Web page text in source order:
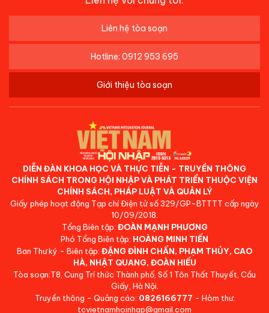
Liên hệ tòa soạn
Hotline: 0912 953 695
Giới thiệu tòa soạn
DIỄN ĐÀN KHOA HỌC VÀ THỰC TIỄN - TRUYỀN THÔNG
CHÍNH SÁCH TRONG HỘI NHẬP VÀ PHÁT TRIỂN THUỘC VIỆN
CHÍNH SÁCH, PHÁP LUẬT VÀ QUẢN LÝ
Giấy phép hoạt động Tạp chí Điện tử số 329/GP-BTTTT cấp ngày
10/09/2018.
Tổng Biên tập: ĐOÀN MẠNH PHƯƠNG
Phó Tổng Biên tập: HOÀNG MINH TIẾN
Ban Thư ký - Biên tập: ĐẶNG ĐÌNH CHẤN, PHẠM THỦY, CAO
HÀ, NHẬT QUANG, ĐOÀN HIẾU
Tòa soạn:T8, Cung Trí thức Thành phố, Số 1 Tôn Thất Thuyết, Cầu
Giấy, Hà Nội.
Truyền thông - Quảng cáo: 0826166777 - Hòm thư:
tcvietnamhoinhap@gmail.com